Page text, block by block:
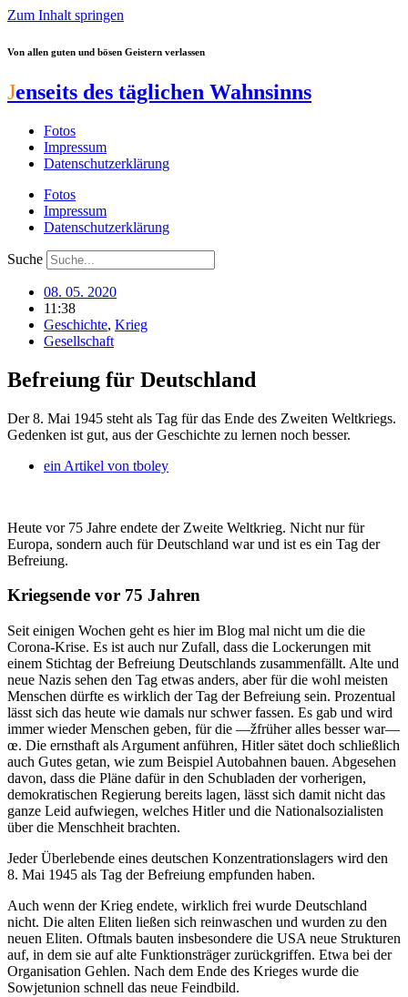
Zum Inhalt springen
Von allen guten und bösen Geistern verlassen
Jenseits des täglichen Wahnsinns
Fotos
Impressum
Datenschutzerklärung
Fotos
Impressum
Datenschutzerklärung
Suche
08. 05. 2020
11:38
Geschichte, Krieg
Gesellschaft
Befreiung für Deutschland
Der 8. Mai 1945 steht als Tag für das Ende des Zweiten Weltkriegs.
Gedenken ist gut, aus der Geschichte zu lernen noch besser.
ein Artikel von tboley
Heute vor 75 Jahre endete der Zweite Weltkrieg. Nicht nur für
Europa, sondern auch für Deutschland war und ist es ein Tag der
Befreiung.
Kriegsende vor 75 Jahren
Seit einigen Wochen geht es hier im Blog mal nicht um die die
Corona-Krise. Es ist auch nur Zufall, dass die Lockerungen mit
einem Stichtag der Befreiung Deutschlands zusammenfällt. Alte und
neue Nazis sehen den Tag etwas anders, aber für die wohl meisten
Menschen dürfte es wirklich der Tag der Befreiung sein. Prozentual
lässt sich das heute wie damals nur schwer fassen. Es gab und wird
immer wieder Menschen geben, für die —žfrüher alles besser war—
œ. Die ernsthaft als Argument anführen, Hitler sätet doch schließlich
auch Gutes getan, wie zum Beispiel Autobahnen bauen. Abgesehen
davon, dass die Pläne dafür in den Schubladen der vorherigen,
demokratischen Regierung bereits lagen, lässt sich damit nicht das
ganze Leid aufwiegen, welches Hitler und die Nationalsozialisten
über die Menschheit brachten.
Jeder Überlebende eines deutschen Konzentrationslagers wird den
8. Mai 1945 als Tag der Befreiung empfunden haben.
Auch wenn der Krieg endete, wirklich frei wurde Deutschland
nicht. Die alten Eliten ließen sich reinwaschen und wurden zu den
neuen Eliten. Oftmals bauten insbesondere die USA neue Strukturen
auf, in dem sie auf alte Funktionsträger zurückgriffen. Etwa bei der
Organisation Gehlen. Nach dem Ende des Krieges wurde die
Sowjetunion schnell das neue Feindbild.